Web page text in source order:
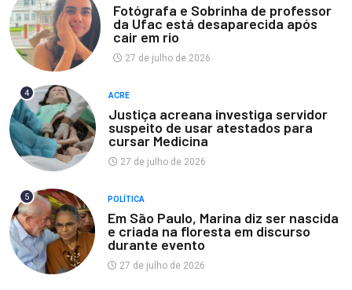
Fotógrafa e Sobrinha de professor
da Ufac está desaparecida após
cair em rio
27 de julho de 2026
4 ACRE
Justiça acreana investiga servidor
suspeito de usar atestados para
cursar Medicina
27 de julho de 2026
5 POLÍTICA
Em São Paulo, Marina diz ser nascida
e criada na floresta em discurso
durante evento
27 de julho de 2026